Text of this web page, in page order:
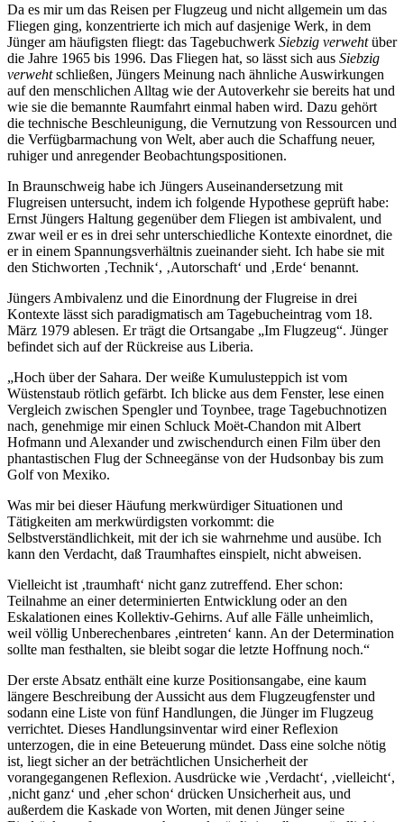
Da es mir um das Reisen per Flugzeug und nicht allgemein um das
Fliegen ging, konzentrierte ich mich auf dasjenige Werk, in dem
Jünger am häufigsten fliegt: das Tagebuchwerk Siebzig verwehtüber
die Jahre 1965 bis 1996. Das Fliegen hat, so lässt sich aus Siebzig
verwehtschließen, Jüngers Meinung nach ähnliche Auswirkungen
auf den menschlichen Alltag wie der Autoverkehr sie bereits hat und
wie sie die bemannte Raumfahrt einmal haben wird. Dazu gehört
die technische Beschleunigung, die Vernutzung von Ressourcen und
die Verfügbarmachung von Welt, aber auch die Schaffung neuer,
ruhiger und anregender Beobachtungspositionen.
In Braunschweig habe ich Jüngers Auseinandersetzung mit
Flugreisen untersucht, indem ich folgende Hypothese geprüft habe:
Ernst Jüngers Haltung gegenüber dem Fliegen ist ambivalent, und
zwar weil er es in drei sehr unterschiedliche Kontexte einordnet, die
er in einem Spannungsverhältnis zueinander sieht. Ich habe sie mit
den Stichworten ‚Technik‘, ‚Autorschaft‘ und ‚Erde‘ benannt.
Jüngers Ambivalenz und die Einordnung der Flugreise in drei
Kontexte lässt sich paradigmatisch am Tagebucheintrag vom 18.
März 1979 ablesen. Er trägt die Ortsangabe „Im Flugzeug“. Jünger
befindet sich auf der Rückreise aus Liberia.
„Hoch über der Sahara. Der weiße Kumulusteppich ist vom
Wüstenstaub rötlich gefärbt. Ich blicke aus dem Fenster, lese einen
Vergleich zwischen Spengler und Toynbee, trage Tagebuchnotizen
nach, genehmige mir einen Schluck Moët-Chandon mit Albert
Hofmann und Alexander und zwischendurch einen Film über den
phantastischen Flug der Schneegänse von der Hudsonbay bis zum
Golf von Mexiko.
Was mir bei dieser Häufung merkwürdiger Situationen und
Tätigkeiten am merkwürdigsten vorkommt: die
Selbstverständlichkeit, mit der ich sie wahrnehme und ausübe. Ich
kann den Verdacht, daß Traumhaftes einspielt, nicht abweisen.
Vielleicht ist ‚traumhaft‘ nicht ganz zutreffend. Eher schon:
Teilnahme an einer determinierten Entwicklung oder an den
Eskalationen eines Kollektiv-Gehirns. Auf alle Fälle unheimlich,
weil völlig Unberechenbares ‚eintreten‘ kann. An der Determination
sollte man festhalten, sie bleibt sogar die letzte Hoffnung noch.“
Der erste Absatz enthält eine kurze Positionsangabe, eine kaum
längere Beschreibung der Aussicht aus dem Flugzeugfenster und
sodann eine Liste von fünf Handlungen, die Jünger im Flugzeug
verrichtet. Dieses Handlungsinventar wird einer Reflexion
unterzogen, die in eine Beteuerung mündet. Dass eine solche nötig
ist, liegt sicher an der beträchtlichen Unsicherheit der
vorangegangenen Reflexion. Ausdrücke wie ‚Verdacht‘, ‚vielleicht‘,
‚nicht ganz‘ und ‚eher schon‘ drücken Unsicherheit aus, und
außerdem die Kaskade von Worten, mit denen Jünger seine